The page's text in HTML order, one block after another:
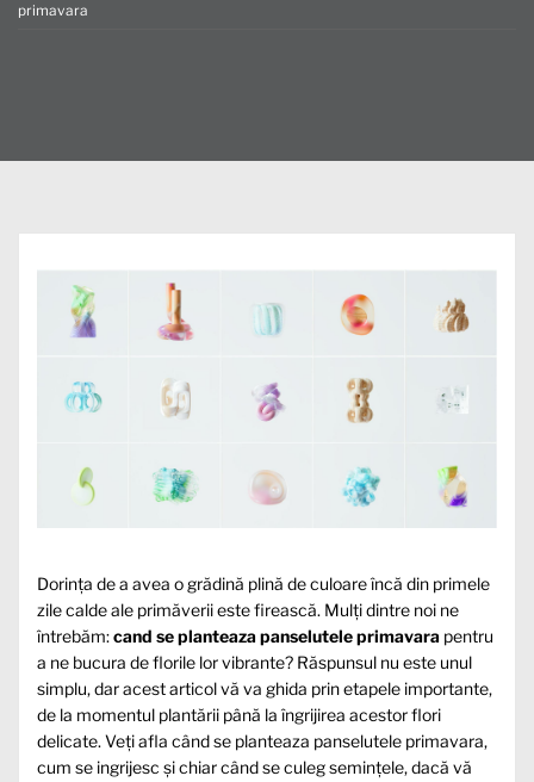
primavara
Dorința de a avea o grădină plină de culoare încă din primele
zile calde ale primăverii este firească. Mulți dintre noi ne
întrebăm:cand se planteaza panselutele primavara pentru
a ne bucura de florile lor vibrante? Răspunsul nu este unul
simplu, dar acest articol vă va ghida prin etapele importante,
de la momentul plantării până la îngrijirea acestor flori
delicate. Veți afla când se planteaza panselutele primavara,
cum se ingrijesc și chiar când se culeg semințele, dacă vă